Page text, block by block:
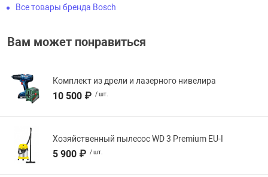
Все товары бренда Bosch
Вам может понравиться
Комплект из дрели и лазерного нивелира
10 500 ₽ / шт.
Хозяйственный пылесос WD 3 Premium EU-I
5 900 ₽ / шт.